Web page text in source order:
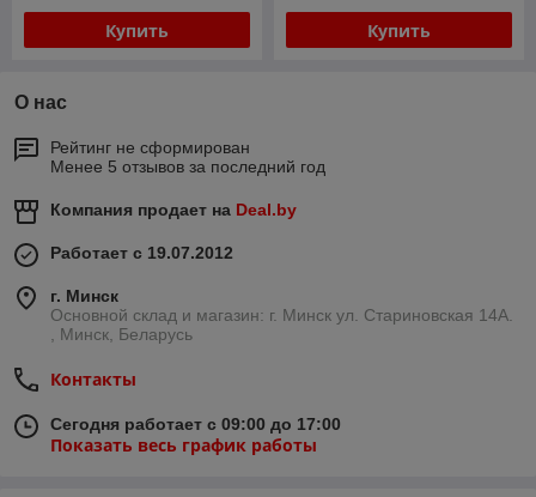
Купить Купить
О нас
Рейтинг не сформирован
Менее 5 отзывов за последний год
Компания продает на Deal.by
Работает с 19.07.2012
г. Минск
Основной склад и магазин: г. Минск ул. Стариновская 14А.
, Минск, Беларусь
Контакты
Сегодня работает с 09:00 до 17:00
Показать весь график работы